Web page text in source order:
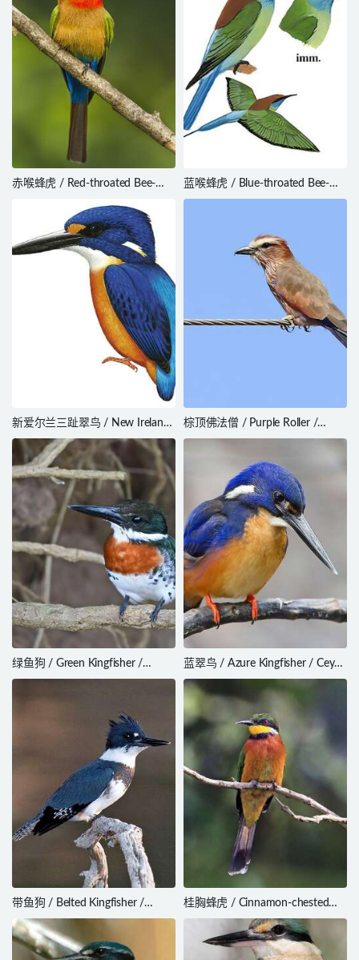
赤喉蜂虎 / Red-throated Bee-
蓝喉蜂虎 / Blue-throated Bee-
eater / Merops viridis
新爱尔兰三趾翠鸟 / New Ireland
Dwarf Kingfisher / Ceyx mulcatus
棕顶佛法僧 / Purple Roller /
Coracias naevius
绿鱼狗 / Green Kingfisher /
Chloroceryle americana
蓝翠鸟 / Azure Kingfisher / Ceyx
azureus
带鱼狗 / Belted Kingfisher /
Megaceryle alcyon
桂胸蜂虎 / Cinnamon-chested
Bee-eater / Merops oreobates